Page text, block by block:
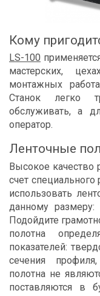
Кому
LS-100
мастерских,
монтажных
Станок легко
обслуживать, а
оператор.
Ленточные
Высокое качество
счет
использовать
данному
Подойдите
полотна
показателей:
сечения
полотна не
поставляются в